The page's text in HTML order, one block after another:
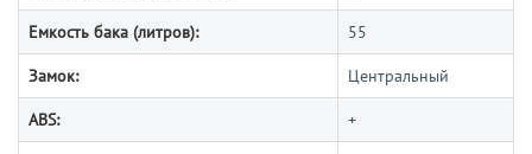
Емкость бака (литров): 55
Замок: Центральный
ABS: +